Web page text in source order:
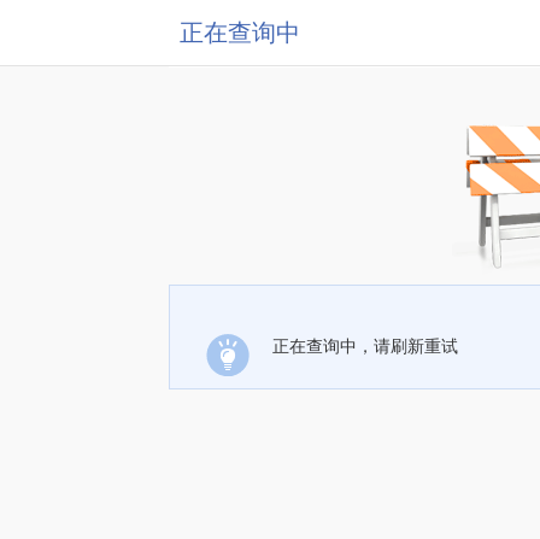
正在查询中
正在查询中，请刷新重试